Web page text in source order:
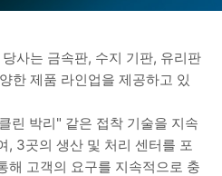
사는 금속판, 수지 기판, 유리판
한 제품 라인업을 제공하고 있
린 박리" 같은 접착 기술을 지속
, 3곳의 생산 및 처리 센터를 포
해 고객의 요구를 지속적으로 충